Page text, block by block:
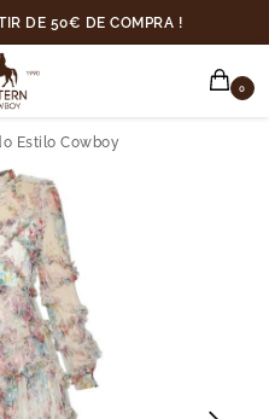
DE 50€ DE COMPRA !
0
Estilo Cowboy